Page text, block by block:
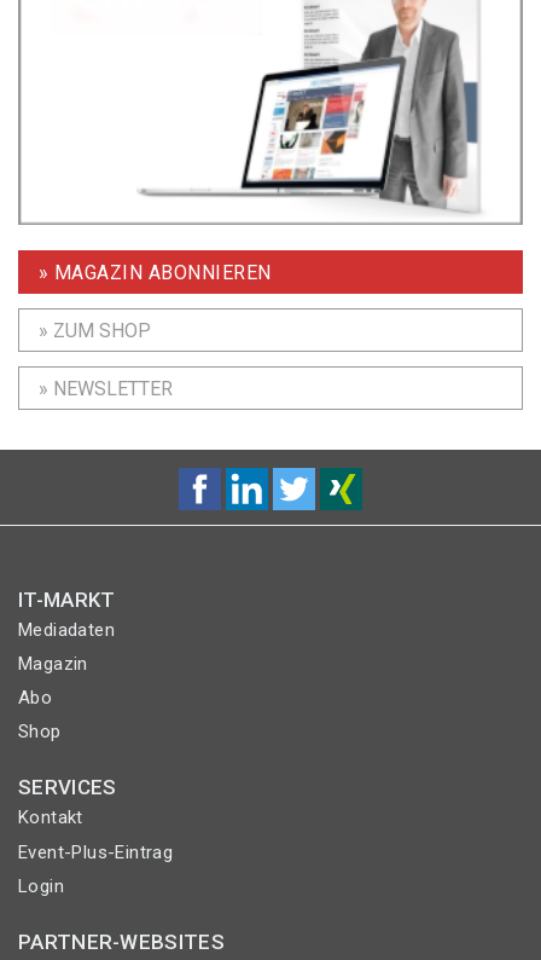
» MAGAZIN ABONNIEREN
» ZUM SHOP
» NEWSLETTER
IT-MARKT
Mediadaten
Magazin
Abo
Shop
SERVICES
Kontakt
Event-Plus-Eintrag
Login
PARTNER-WEBSITES